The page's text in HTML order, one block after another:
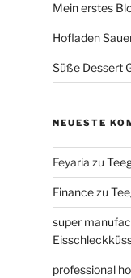
Mein erstes
Hofladen
Süße Dessert
NEUESTE
Feyaria zu
Financezu
super
professional